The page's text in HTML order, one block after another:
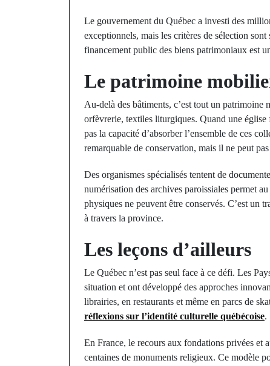
Le gouvernement du Québec a investi des
exceptionnels, mais les critères de sélection
financement public des biens patrimoniaux est
Le patrimoine
Au-delà des bâtiments, c’est tout un
orfèvrerie, textiles liturgiques. Quand une église
pas la capacité d’absorber l’ensemble de ces
remarquable de conservation, mais il ne peut
Des organismes spécialisés tentent de
numérisation des archives paroissiales permet
physiques ne peuvent être conservés. C’est un
à travers la province.
Les leçons d’ailleurs
Le Québec n’est pas seul face à ce défi. Les
situation et ont développé des approches
librairies, en restaurants et même en parcs de
réflexions sur l’identité culturelle québécoise.
En France, le recours aux fondations privées et
centaines de monuments religieux. Ce modèle